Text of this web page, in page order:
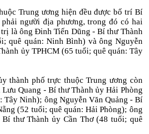
Trung ương hiện đều được bố trí Bí
người địa phương, trong đó có hai
là ông Đinh Tiến Dũng - Bí thư Thành
quê quán: Ninh Bình) và ông Nguyễn
ủy TPHCM (65 tuổi; quê quán: Tây
thành phố trực thuộc Trung ương còn
Quang - Bí thư Thành ủy Hải Phòng
Tây Ninh); ông Nguyễn Văn Quảng - Bí
(52 tuổi; quê quán: Hải Phòng); ông
thư Thành ủy Cần Thơ (48 tuổi; quê